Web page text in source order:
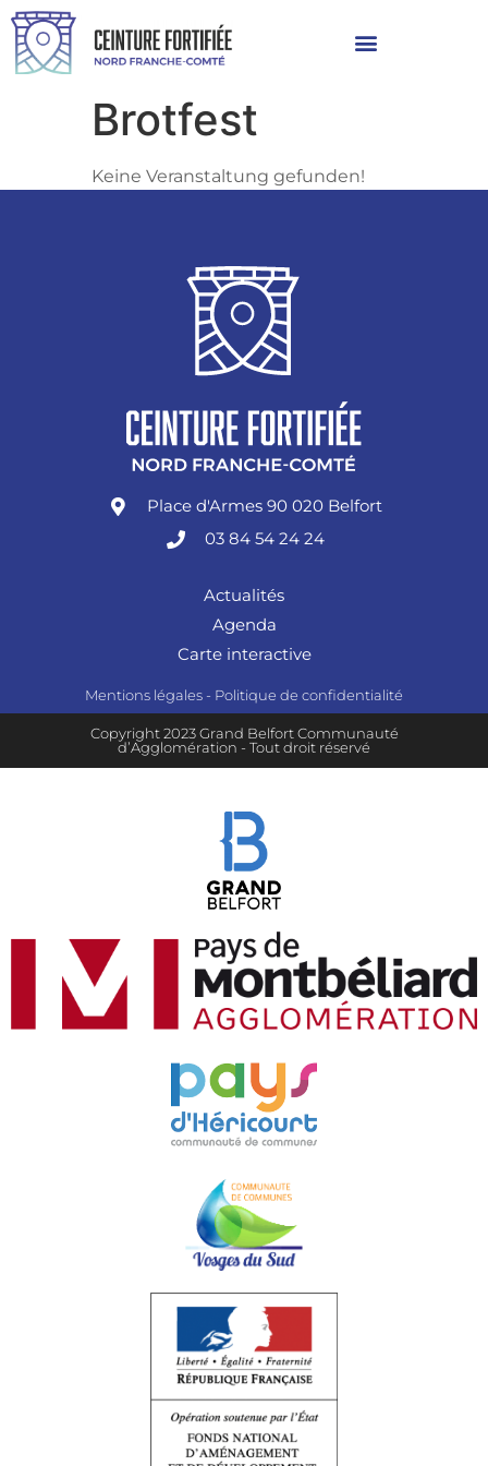
Brotfest
Keine Veranstaltung gefunden!
Place d'Armes 90 020 Belfort
03 84 54 24 24
Actualités
Agenda
Carte interactive
Mentions légales - Politique de confidentialité
Copyright 2023 Grand Belfort Communauté
d’Agglomération - Tout droit réservé